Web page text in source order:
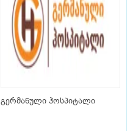
გერმანული ჰოსპიტალი